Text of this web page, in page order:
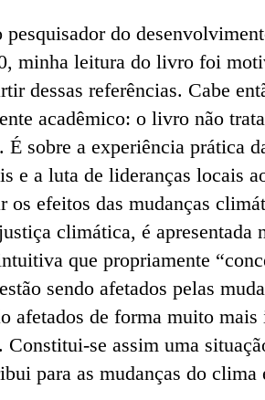
pesquisador do
minha leitura do livro foi
dessas referências. Cabe
acadêmico: o livro não
sobre a experiência prática
e a luta de lideranças locais
os efeitos das mudanças
climática, é apresentada
que propriamente
sendo afetados pelas
afetados de forma muito
Constitui-se assim uma
para as mudanças do